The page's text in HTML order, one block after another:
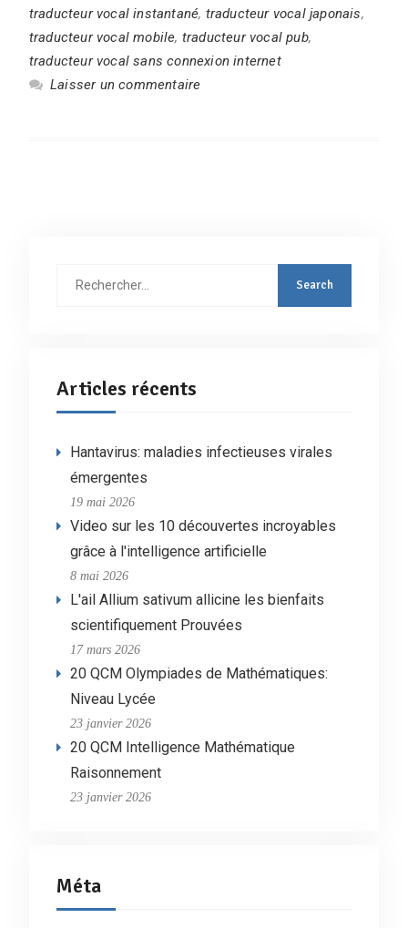
traducteur vocal instantané, traducteur vocal japonais,
traducteur vocal mobile, traducteur vocal pub,
traducteur vocal sans connexion internet
Laisser un commentaire
Articles récents
Hantavirus: maladies infectieuses virales
émergentes
19 mai 2026
Video sur les 10 découvertes incroyables
grâce à l'intelligence artificielle
8 mai 2026
L'ail Allium sativum allicine les bienfaits
scientifiquement Prouvées
17 mars 2026
20 QCM Olympiades de Mathématiques:
Niveau Lycée
23 janvier 2026
20 QCM Intelligence Mathématique
Raisonnement
23 janvier 2026
Méta